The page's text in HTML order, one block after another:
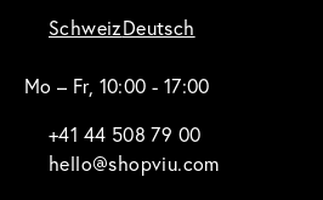
SchweizDeutsch
Mo – Fr, 10:00 - 17:00
+41 44 508 79 00
hello@shopviu.com